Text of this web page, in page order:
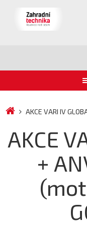
AKCE VARI IV
AKCE
+